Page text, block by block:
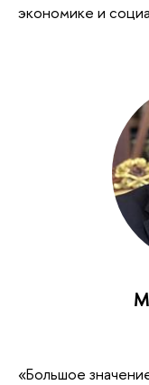
экономике и
«Большое